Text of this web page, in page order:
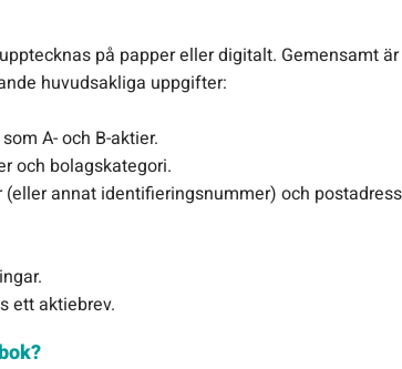
på papper eller digitalt. Gemensamt
huvudsakliga uppgifter:
A- och B-aktier.
och bolagskategori.
annat identifieringsnummer) och
ett aktiebrev.